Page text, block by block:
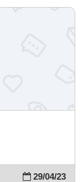
29/04/23